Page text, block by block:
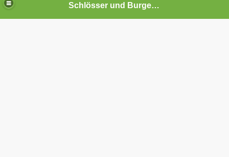
Schlösser und Burgen in Baden-Württemberg